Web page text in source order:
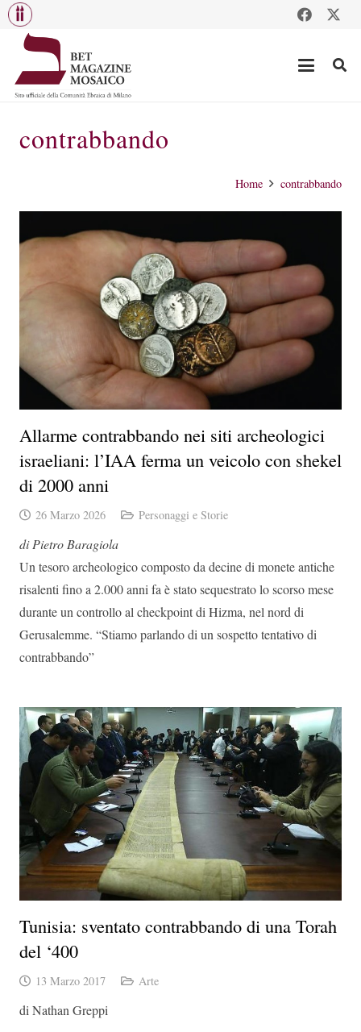
contrabbando
Home contrabbando
Allarme contrabbando nei siti archeologici
israeliani: l’IAA ferma un veicolo con shekel
di 2000 anni
26 Marzo 2026 Personaggi e Storie
di Pietro Baragiola
Un tesoro archeologico composto da decine di monete antiche
risalenti fino a 2.000 anni fa è stato sequestrato lo scorso mese
durante un controllo al checkpoint di Hizma, nel nord di
Gerusalemme. “Stiamo parlando di un sospetto tentativo di
contrabbando”
Tunisia: sventato contrabbando di una Torah
del ‘400
13 Marzo 2017 Arte
di Nathan Greppi